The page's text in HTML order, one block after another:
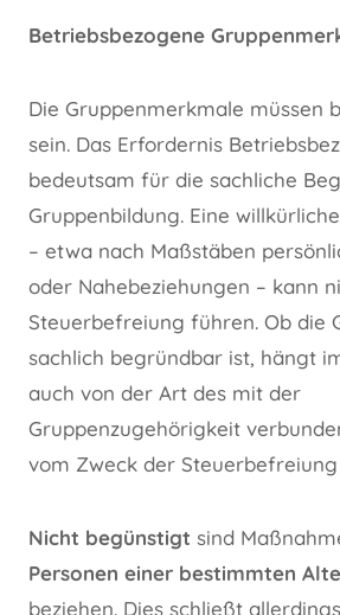
Betriebsbezogene
Die Gruppenmerkmale müssen
sein. Das Erfordernis
bedeutsam für die sachliche
Gruppenbildung. Eine
– etwa nach Maßstäben
oder Nahebeziehungen – kann
Steuerbefreiung führen. Ob die
sachlich begründbar ist, hängt
auch von der Art des mit der
Gruppenzugehörigkeit
vom Zweck der Steuerbefreiung
Nicht begünstigt sind
Personen einer bestimmten
beziehen. Dies schließt